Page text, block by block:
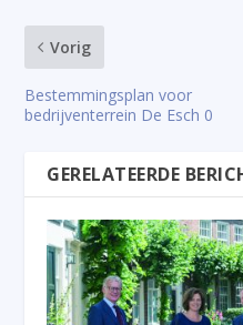
Vorig
Bestemmingsplan voor
bedrijventerrein De Esch 0
GERELATEERDE